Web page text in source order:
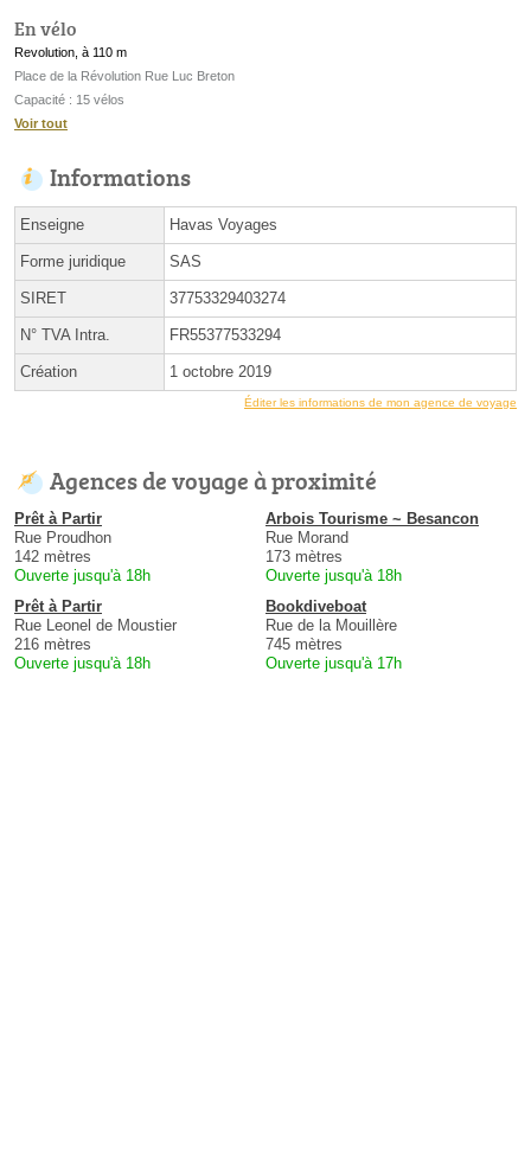
En vélo
Revolution, à 110 m
Place de la Révolution Rue Luc Breton
Capacité : 15 vélos
Voir tout
Informations
Enseigne Havas Voyages
Forme juridique SAS
SIRET 37753329403274
N° TVA Intra. FR55377533294
Création 1 octobre 2019
Éditer les informations de mon agence de voyage
Agences de voyage à proximité
Prêt à Partir
Rue Proudhon
142 mètres
Ouverte jusqu'à 18h
Arbois Tourisme ~ Besancon
Rue Morand
173 mètres
Ouverte jusqu'à 18h
Prêt à Partir
Rue Leonel de Moustier
216 mètres
Ouverte jusqu'à 18h
Bookdiveboat
Rue de la Mouillère
745 mètres
Ouverte jusqu'à 17h